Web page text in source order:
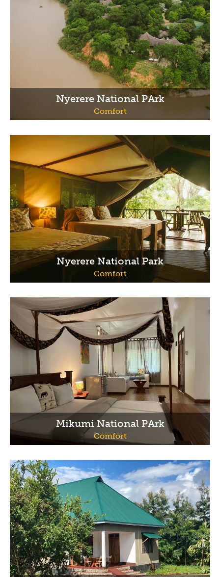
Nyerere National PArk
Comfort
Nyerere National Park
Comfort
Mikumi National PArk
Comfort